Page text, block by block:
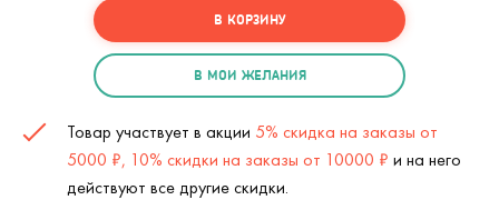
В КОРЗИНУ
В МОИ ЖЕЛАНИЯ
Товар участвует в акции 5% скидка на заказы от
5000 ₽, 10% скидки на заказы от 10000 ₽ и на него
действуют все другие скидки.